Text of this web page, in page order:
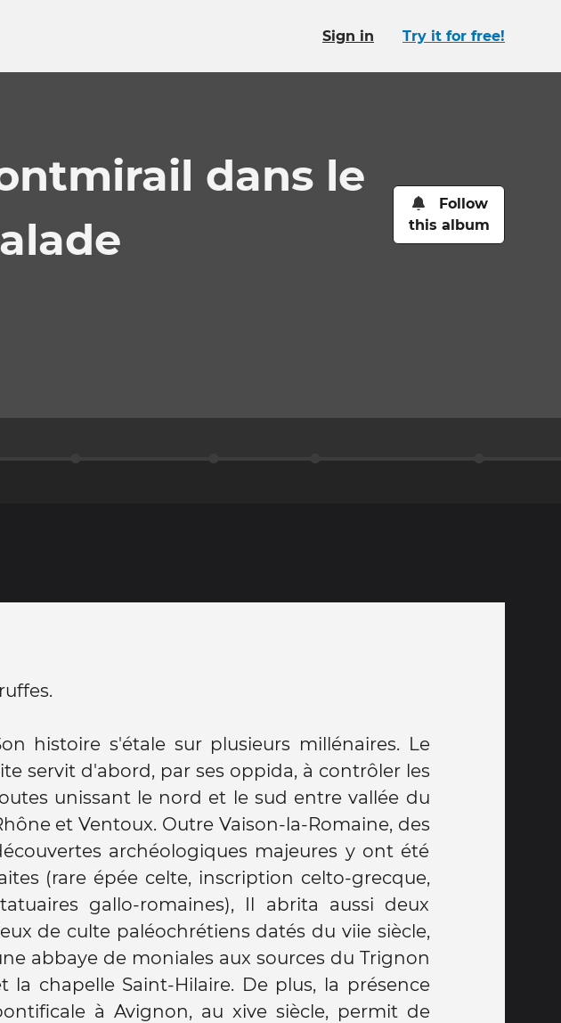
Sign in Try it for free!
dans le
Follow
this album
histoire s'étale sur plusieurs millénaires. Le
servit d'abord, par ses oppida, à contrôler les
unissant le nord et le sud entre vallée du
et Ventoux. Outre Vaison-la-Romaine, des
archéologiques majeures y ont été
(rare épée celte, inscription celto-grecque,
gallo-romaines), Il abrita aussi deux
de culte paléochrétiens datés du viie siècle,
abbaye de moniales aux sources du Trignon
la chapelle Saint-Hilaire. De plus, la présence
à Avignon, au xive siècle, permit de